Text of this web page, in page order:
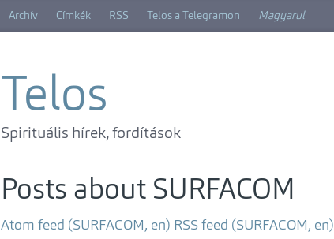
Archív Címkék RSS Telos a Telegramon Magyarul
Telos
Spirituális hírek, fordítások
Posts about SURFACOM
Atom feed (SURFACOM, en) RSS feed (SURFACOM, en)